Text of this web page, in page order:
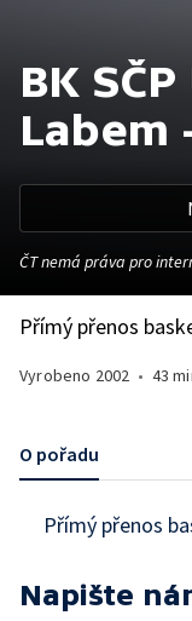
BK
Labem
ČT nemá práva pro
Přímý přenos
Vyrobeno 2002 • 43
O pořadu
Přímý přenos
Napište